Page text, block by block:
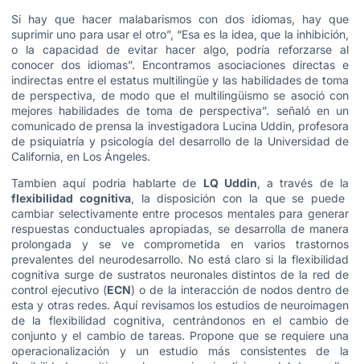
Si hay que hacer malabarismos con dos idiomas, hay que
suprimir uno para usar el otro”, “Esa es la idea, que la inhibición,
o la capacidad de evitar hacer algo, podría reforzarse al
conocer dos idiomas”. Encontramos asociaciones directas e
indirectas entre el estatus multilingüe y las habilidades de toma
de perspectiva, de modo que el multilingüismo se asoció con
mejores habilidades de toma de perspectiva”. señaló en un
comunicado de prensa la investigadora Lucina Uddin, profesora
de psiquiatría y psicología del desarrollo de la Universidad de
California, en Los Ángeles.
Tambien aquí podria hablarte de LQ Uddin, a través de la
flexibilidad cognitiva, la disposición con la que se puede
cambiar selectivamente entre procesos mentales para generar
respuestas conductuales apropiadas, se desarrolla de manera
prolongada y se ve comprometida en varios trastornos
prevalentes del neurodesarrollo. No está claro si la flexibilidad
cognitiva surge de sustratos neuronales distintos de la red de
control ejecutivo (ECN) o de la interacción de nodos dentro de
esta y otras redes. Aquí revisamos los estudios de neuroimagen
de la flexibilidad cognitiva, centrándonos en el cambio de
conjunto y el cambio de tareas. Propone que se requiere una
operacionalización y un estudio más consistentes de la